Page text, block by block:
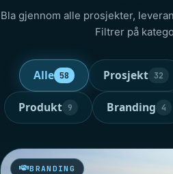
Bla gjennom alle prosjekter,
Filtrer på
Alle 58 Prosjekt 32
Produkt 9 Branding 4
BRANDING